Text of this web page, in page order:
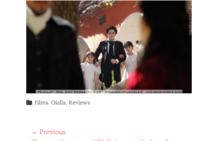
Categories
Films, Olalla, Reviews
Post
← Previous